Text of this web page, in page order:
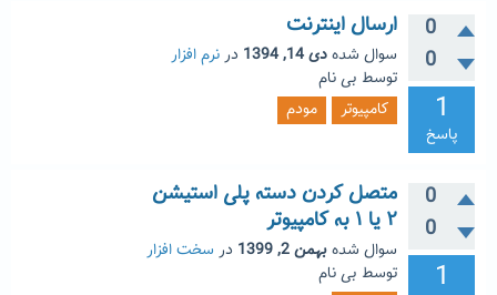
0
0
1
پاسخ
ارسال اینترنت
سوال شدهدی 14, 1394 درنرم افزار
توسط بی نام
کامپیوتر
مودم
0
0
1
متصل کردن دسته پلی استیشن
۲ یا ۱ به کامپیوتر
سوال شدهبهمن 2, 1399 در سخت افزار
توسط بی نام